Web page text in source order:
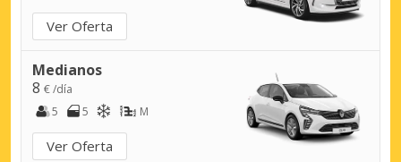
Ver Oferta
Medianos
8 € /día
5
5 M
Ver Oferta